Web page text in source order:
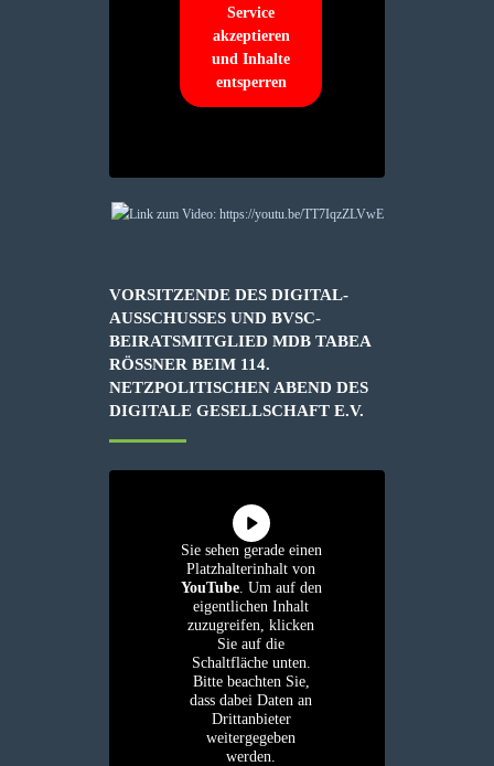
Service
akzeptieren
und Inhalte
entsperren
VORSITZENDE DES DIGITAL-
AUSSCHUSSES UND BVSC-
BEIRATSMITGLIED MDB TABEA
RÖSSNER BEIM 114. N
ETZPOLITISCHEN ABEND DES D
IGITALE GESELLSCHAFT E.V.
Sie sehen gerade einen
Platzhalterinhalt von
YouTube. Um auf den
eigentlichen Inhalt
zuzugreifen, klicken
Sie auf die
Schaltfläche unten.
Bitte beachten Sie,
dass dabei Daten an
Drittanbieter
weitergegeben
werden.